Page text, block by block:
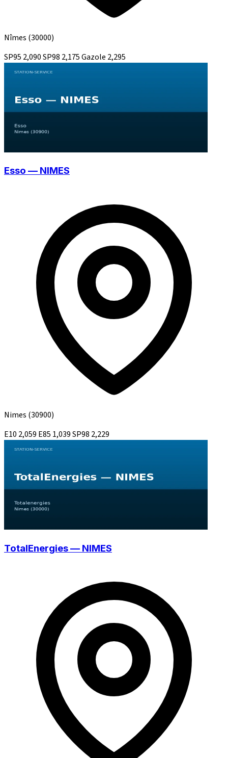
Nîmes (30000)
SP95 2,090SP98 2,175Gazole 2,295
Esso — NIMES
Nimes (30900)
E10 2,059 E85 1,039SP98 2,229
TotalEnergies — NIMES